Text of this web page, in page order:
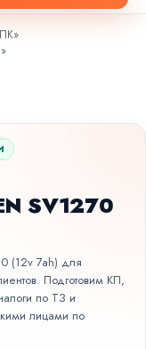
»
»
SV1270
(12v 7ah) для
Подготовим КП,
по ТЗ и
лицами по